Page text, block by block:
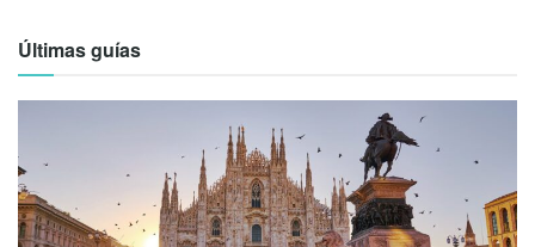
Últimas guías